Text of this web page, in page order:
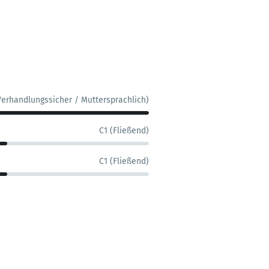
/ Muttersprachlich)
C1 (Fließend)
C1 (Fließend)